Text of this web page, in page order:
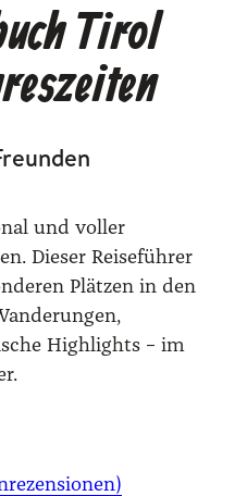
Tirol
und voller
Dieser Reiseführer
Plätzen in den
Highlights – im